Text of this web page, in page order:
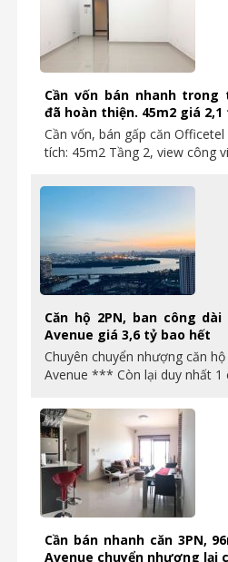
Cần vốn bán nhanh
đã hoàn thiện. 45m2 giá
Cần vốn, bán gấp căn
tích: 45m2 Tầng 2, view công
Căn hộ 2PN, ban công
Avenue giá 3,6 tỷ bao hết
Chuyên chuyển nhượng căn
Avenue *** Còn lại duy nhất 1
Cần bán nhanh căn 3PN,
Avenue chuyển nhượng lại